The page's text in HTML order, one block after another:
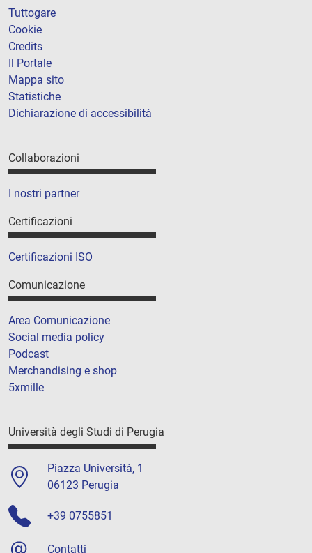
Tuttogare
Cookie
Credits
Il Portale
Mappa sito
Statistiche
Dichiarazione di accessibilità
Collaborazioni
I nostri partner
Certificazioni
Certificazioni ISO
Comunicazione
Area Comunicazione
Social media policy
Podcast
Merchandising e shop
5xmille
Università degli Studi di Perugia
Piazza Università, 1
06123 Perugia
+39 0755851
Contatti